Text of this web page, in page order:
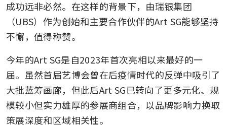
成功远非必然。在这样的背景下，由瑞银集团
（UBS）作为创始和主要合作伙伴的Art SG能够坚持
不懈，值得称赞。
今年的Art SG是自2023年首次亮相以来最好的一
届。虽然首届艺博会曾在后疫情时代的反弹中吸引了
大批蓝筹画廊，但此后Art SG已转向了更多元化、规
模较小但实力雄厚的参展商组合，以品牌影响力换取
策展深度和区域相关性。